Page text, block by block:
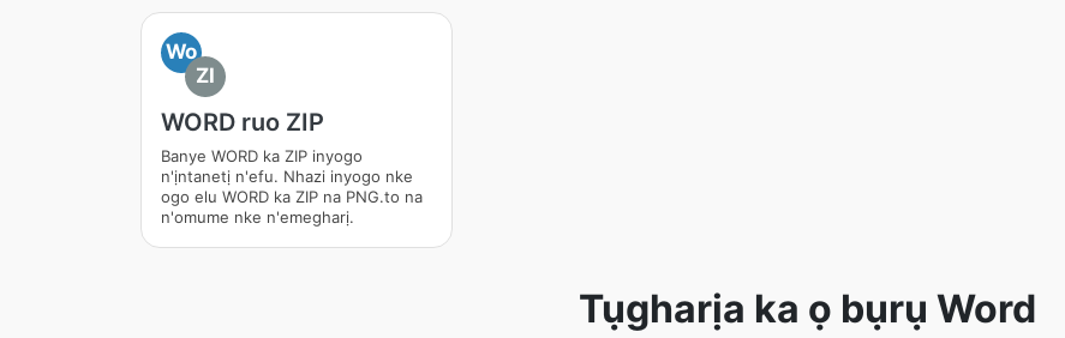
Wo
ZI
WORD ruo ZIP
Banye WORD ka ZIP inyogo
n'ịntanetị n'efu. Nhazi inyogo nke
ogo elu WORD ka ZIP na PNG.to na
n'omume nke n'emegharị.
Tụgharịa ka ọ bụrụ Word